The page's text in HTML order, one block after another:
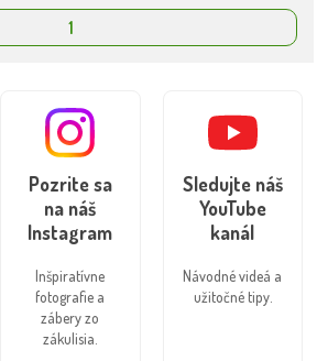
1
Pozrite sa
na náš
Instagram
Inšpiratívne
fotografie a
zábery zo
zákulisia.
Sledujte náš
YouTube
kanál
Návodné videá a
užitočné tipy.